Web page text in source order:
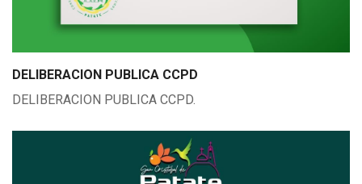
DELIBERACION PUBLICA CCPD
DELIBERACION PUBLICA CCPD.